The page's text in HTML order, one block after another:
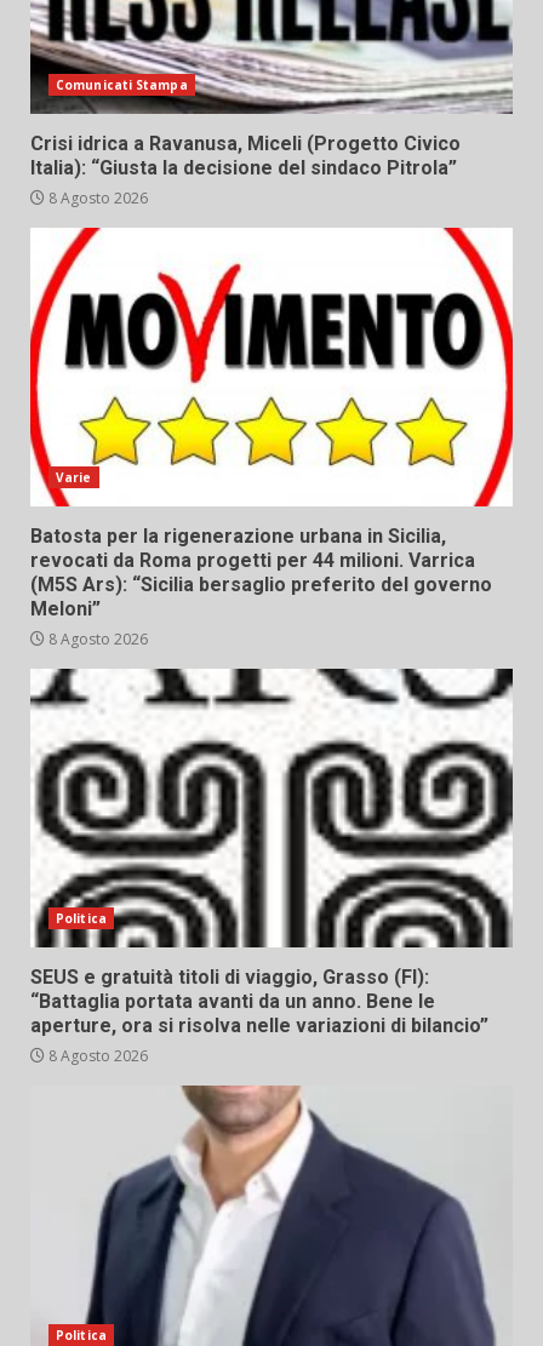
Comunicati Stampa
Crisi idrica a Ravanusa, Miceli (Progetto Civico
Italia): “Giusta la decisione del sindaco Pitrola”
8 Agosto 2026
Varie
Batosta per la rigenerazione urbana in Sicilia,
revocati da Roma progetti per 44 milioni. Varrica
(M5S Ars): “Sicilia bersaglio preferito del governo
Meloni”
8 Agosto 2026
Politica
SEUS e gratuità titoli di viaggio, Grasso (FI):
“Battaglia portata avanti da un anno. Bene le
aperture, ora si risolva nelle variazioni di bilancio”
8 Agosto 2026
Politica